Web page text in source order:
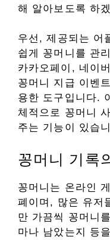
해 알아보도록 하
우선, 제공되는 어
쉽게 꽁머니를 관
카카오페이, 네이
꽁머니 지급 이벤
용한 도구입니다.
체적으로 꽁머니
주는 기능이 있습
꽁머니 기록
꽁머니는 온라인
폐이며, 많은 유저
만 가끔씩 꽁머니
마나 남았는지 등